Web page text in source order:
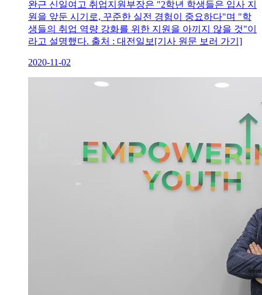
완근 신일여고 취업지원부장은 "2학년 학생들은 입사 지
원을 앞둔 시기로, 꾸준한 실전 경험이 중요하다"며 "학
생들의 취업 역량 강화를 위한 지원을 아끼지 않을 것"이
라고 설명했다. 출처 : 대전일보[기사 원문 보러 가기]
2020-11-02